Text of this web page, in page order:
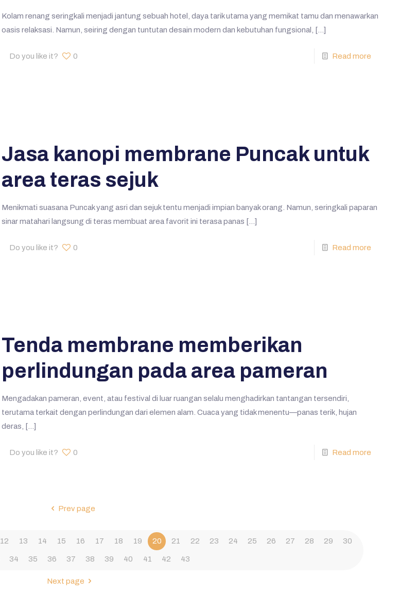
Kolam renang seringkali menjadi jantung sebuah hotel, daya tarik utama yang memikat tamu dan menawarkan
oasis relaksasi. Namun, seiring dengan tuntutan desain modern dan kebutuhan fungsional,
[…]
Do you like it? 0 Read more
Jasa kanopi membrane Puncak untuk
area teras sejuk
Menikmati suasana Puncak yang asri dan sejuk tentu menjadi impian banyak orang. Namun, seringkali paparan
sinar matahari langsung di teras membuat area favorit ini terasa panas […]
Do you like it? 0 Read more
Tenda membrane memberikan
perlindungan pada area pameran
Mengadakan pameran, event, atau festival di luar ruangan selalu menghadirkan tantangan tersendiri,
terutama terkait dengan perlindungan dari elemen alam. Cuaca yang tidak menentu—panas terik, hujan
deras, […]
Do you like it? 0 Read more
Prev page
12 13 14 15 16 17 18 19 20 21 22 23 24 25 26 27 28 29 30
34 35 36 37 38 39 40 41 42 43
Next page